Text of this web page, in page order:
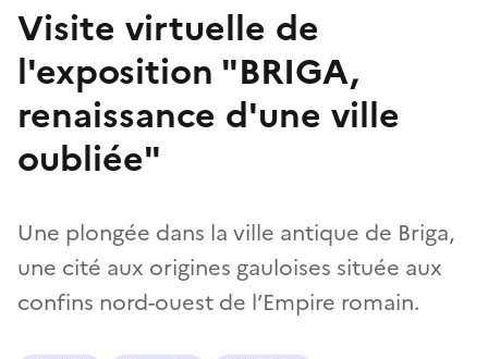
Visite virtuelle de
l'exposition "BRIGA,
renaissance d'une ville
oubliée"
Une plongée dans la ville antique de Briga,
une cité aux origines gauloises située aux
confins nord-ouest de l’Empire romain.